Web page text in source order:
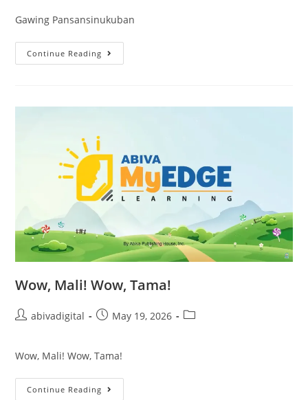
Gawing Pansansinukuban
Continue Reading
Wow, Mali! Wow, Tama!
abivadigital May 19, 2026
Wow, Mali! Wow, Tama!
Continue Reading